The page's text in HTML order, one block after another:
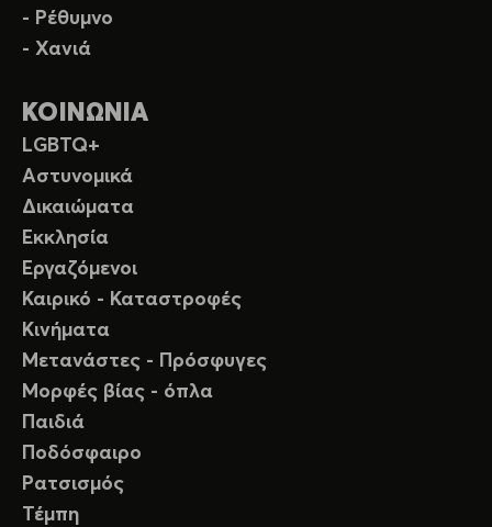
- Ρέθυμνο
- Χανιά
ΚΟΙΝΩΝΙΑ
LGBTQ+
Αστυνομικά
Δικαιώματα
Εκκλησία
Εργαζόμενοι
Καιρικό - Καταστροφές
Κινήματα
Μετανάστες - Πρόσφυγες
Μορφές βίας - όπλα
Παιδιά
Ποδόσφαιρο
Ρατσισμός
Τέμπη